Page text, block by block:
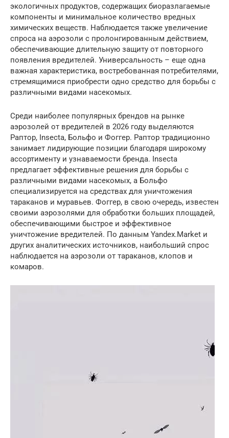
экологичных продуктов, содержащих биоразлагаемые
компоненты и минимальное количество вредных
химических веществ. Наблюдается также увеличение
спроса на аэрозоли с пролонгированным действием,
обеспечивающие длительную защиту от повторного
появления вредителей. Универсальность – еще одна
важная характеристика, востребованная потребителями,
стремящимися приобрести одно средство для борьбы с
различными видами насекомых.
Среди наиболее популярных брендов на рынке
аэрозолей от вредителей в 2026 году выделяются
Раптор, Insecta, Больфо и Фоггер. Раптор традиционно
занимает лидирующие позиции благодаря широкому
ассортименту и узнаваемости бренда. Insecta
предлагает эффективные решения для борьбы с
различными видами насекомых, а Больфо
специализируется на средствах для уничтожения
тараканов и муравьев. Фоггер, в свою очередь, известен
своими аэрозолями для обработки больших площадей,
обеспечивающими быстрое и эффективное
уничтожение вредителей. По данным Yandex.Market и
других аналитических источников, наибольший спрос
наблюдается на аэрозоли от тараканов, клопов и
комаров.